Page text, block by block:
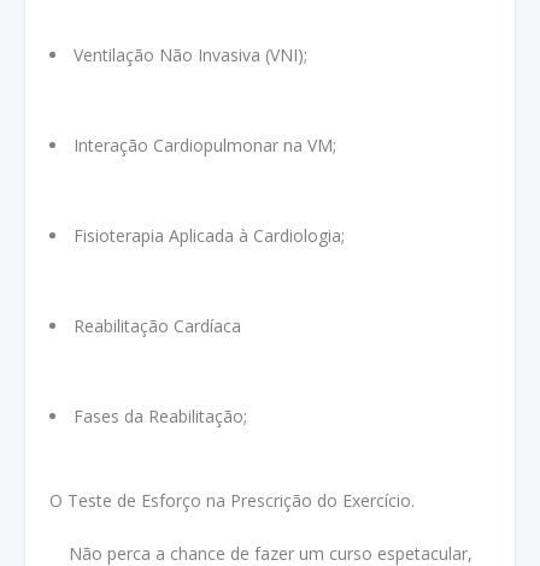
Ventilação Não Invasiva (VNI);
Interação Cardiopulmonar na VM;
Fisioterapia Aplicada à Cardiologia;
Reabilitação Cardíaca
Fases da Reabilitação;
O Teste de Esforço na Prescrição do Exercício.
Não perca a chance de fazer um curso espetacular,